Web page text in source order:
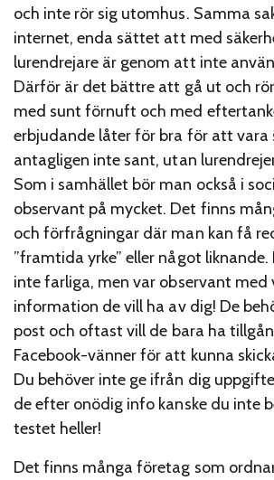
och inte rör sig utomhus. Samma
internet, enda sättet att med
lurendrejare är genom att inte
Därför är det bättre att gå ut och
med sunt förnuft och med
erbjudande låter för bra för att vara
antagligen inte sant, utan
Som i samhället bör man också i
observant på mycket. Det finns
och förfrågningar där man kan få
”framtida yrke” eller något liknande.
inte farliga, men var observant med
information de vill ha av dig! De
post och oftast vill de bara ha
Facebook-vänner för att kunna
Du behöver inte ge ifrån dig
de efter onödig info kanske du inte
testet heller!
Det finns många företag som